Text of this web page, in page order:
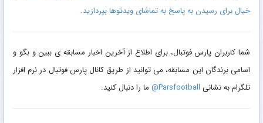
خیال برای رسیدن به پاسخ به تماشای ویدئوها بپردازید.
شما کاربران پارس فوتبال، برای اطلاع از آخرین اخبار مسابقه ی ببین و بگو و
اسامی برندگان این مسابقه، می توانید از طریق کانال پارس فوتبال در نرم افزار
تلگرام به نشانی Parsfootball@ ما را دنبال کنید.